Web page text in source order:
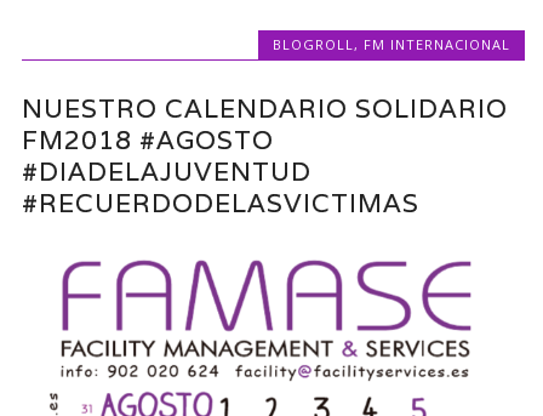
BLOGROLL, FM INTERNACIONAL
NUESTRO CALENDARIO SOLIDARIO
FM2018 #AGOSTO
#DIADELAJUVENTUD
#RECUERDODELASVICTIMAS